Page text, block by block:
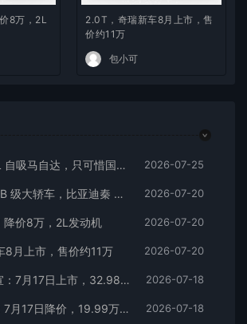
8万，2L
2.0T，奇瑞新车8月上市，售
价约11万
包小可
10 万拿下 2.5L 自吸马自达，只可惜国内暂时没份 2026-07-25
12 万就能拿下 B 级大轿车，比亚迪秦 MAX 直接打乱合资定价逻辑 2026-07-20
降价8万，2L发动机 2026-07-20
8月上市，售价约11万 2026-07-20
比亚迪新车官宣：7月17日上市，32.98万元 2026-07-18
大众新车官宣：7月17日降价，19.99万元起 2026-07-18